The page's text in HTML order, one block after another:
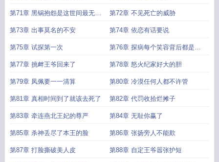
第71章 黑锅抱怨是这世间最无用
事
第72章 不见死亡的威胁
第73章 出事莫名的不安 第74章 依恋有话要说
第75章 试探第一次 第76章 探病每个笑容背后都是悲
伤
第77章 挑衅王爷回来了 第78章 怒火纪家好大的胆
第79章 凤佩要一一清算 第80章 冷漠任何人都不许管
第81章 真相时间到了就该去死了 第82章 代罚收拾烂摊子
第83章 牵连燕北王妃的尊严 第84章 无耻你赢了
第85章 杀神丢尽了本王的脸 第86章 张扬旁人不能欺
第87章 打脸撕破美人皮 第88章 自定王爷嚣张护短